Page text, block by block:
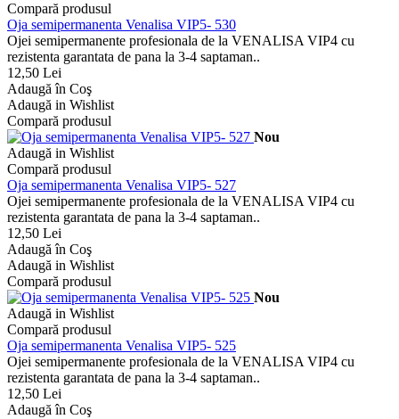
Compară produsul
Oja semipermanenta Venalisa VIP5- 530
Ojei semipermanente profesionala de la VENALISA VIP4 cu
rezistenta garantata de pana la 3-4 saptaman..
12,50 Lei
Adaugă în Coş
Adaugă in Wishlist
Compară produsul
Nou
Adaugă in Wishlist
Compară produsul
Oja semipermanenta Venalisa VIP5- 527
Ojei semipermanente profesionala de la VENALISA VIP4 cu
rezistenta garantata de pana la 3-4 saptaman..
12,50 Lei
Adaugă în Coş
Adaugă in Wishlist
Compară produsul
Nou
Adaugă in Wishlist
Compară produsul
Oja semipermanenta Venalisa VIP5- 525
Ojei semipermanente profesionala de la VENALISA VIP4 cu
rezistenta garantata de pana la 3-4 saptaman..
12,50 Lei
Adaugă în Coş